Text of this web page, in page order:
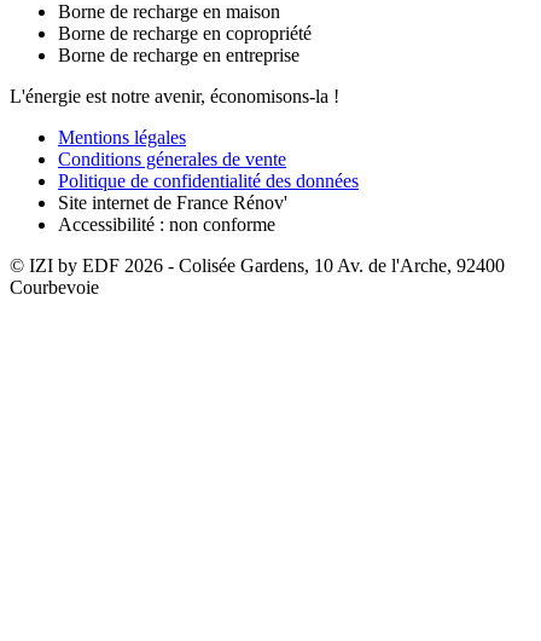
Borne de recharge en maison
Borne de recharge en copropriété
Borne de recharge en entreprise
L'énergie est notre avenir, économisons-la !
Mentions légales
Conditions génerales de vente
Politique de confidentialité des données
Site internet de France Rénov'
Accessibilité : non conforme
© IZI by EDF 2026 - Colisée Gardens, 10 Av. de l'Arche, 92400
Courbevoie